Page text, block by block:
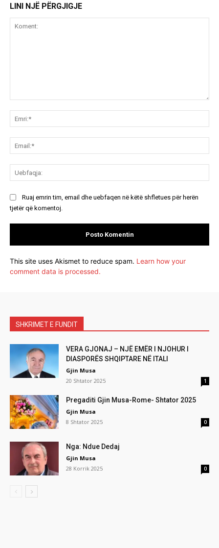
LINI NJË PËRGJIGJE
Ruaj emrin tim, email dhe uebfaqen në këtë shfletues për herën
tjetër që komentoj.
This site uses Akismet to reduce spam. Learn how your
comment data is processed.
SHKRIMET E FUNDIT
VERA GJONAJ – NJË EMËR I NJOHUR I
DIASPORËS SHQIPTARE NË ITALI
Gjin Musa
20 Shtator 2025
1
Pregaditi Gjin Musa-Rome- Shtator 2025
Gjin Musa
8 Shtator 2025
0
Nga: Ndue Dedaj
Gjin Musa
28 Korrik 2025
0